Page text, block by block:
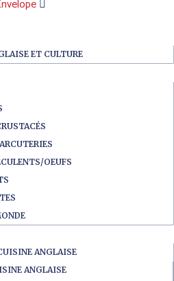
ET CULTURE
OEUFS
ANGLAISE
ANGLAISE